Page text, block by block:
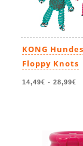
KONG
Floppy Knots
14,49€ - 28,99€